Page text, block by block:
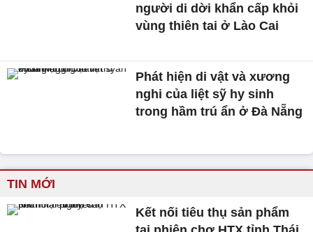
người di dời khẩn cấp khỏi
vùng thiên tai ở Lào Cai
Phát hiện di vật và xương
nghi của liệt sỹ hy sinh
trong hầm trú ẩn ở Đà Nẵng
TIN MỚI
Kết nối tiêu thụ sản phẩm